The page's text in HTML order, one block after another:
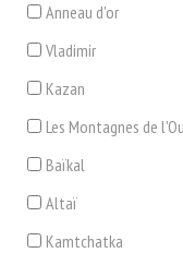
Anneau d'or
Vladimir
Kazan
Les Montagnes de
Baïkal
Altaï
Kamtchatka